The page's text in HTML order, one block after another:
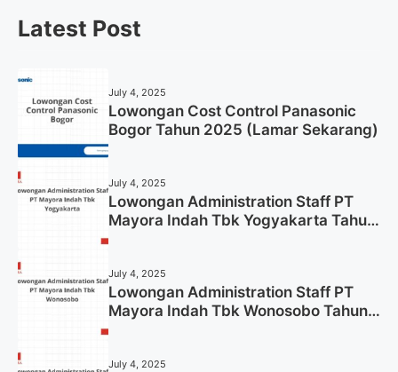
Latest Post
July 4, 2025
Lowongan Cost Control Panasonic
Bogor Tahun 2025 (Lamar Sekarang)
July 4, 2025
Lowongan Administration Staff PT
Mayora Indah Tbk Yogyakarta Tahun
July 4, 2025
Lowongan Administration Staff PT
Mayora Indah Tbk Wonosobo Tahun
July 4, 2025